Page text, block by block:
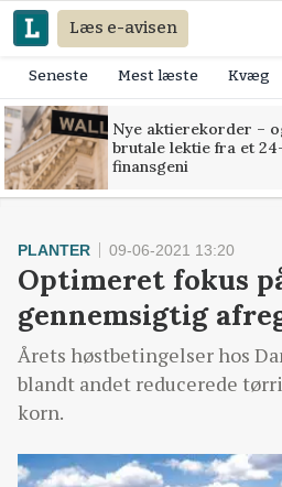
Læs e-avisen
Seneste Mest læste Kvæg
Nye aktierekorder –
brutale lektie fra et
finansgeni
PLANTER 09-06-2021 13:20
Optimeret fokus
gennemsigtig
Årets høstbetingelser hos
blandt andet reducerede
korn.